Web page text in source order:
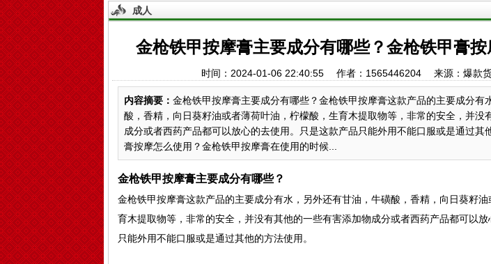
成人
金枪铁甲按摩膏主要成分有哪些？金枪铁甲膏按
时间：2024-01-06 22:40:55 作者：1565446204 来源：爆款
内容摘要： 金枪铁甲按摩膏主要成分有哪些？金枪铁甲按摩膏这款产品的主要成分有
酸，香精，向日葵籽油或者薄荷叶油，柠檬酸，生育木提取物等，非常的安全，并没
成分或者西药产品都可以放心的去使用。只是这款产品只能外用不能口服或是通过其
膏按摩怎么使用？金枪铁甲按摩膏在使用的时候...
金枪铁甲按摩膏主要成分有哪些？
金枪铁甲按摩膏这款产品的主要成分有水，另外还有甘油，牛磺酸，香精，向日葵籽
育木提取物等，非常的安全，并没有其他的一些有害添加物成分或者西药产品都可以
只能外用不能口服或是通过其他的方法使用。